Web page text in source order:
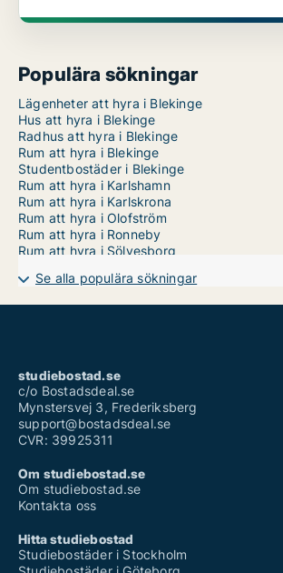
Populära sökningar
Lägenheter att hyra i Blekinge
Hus att hyra i Blekinge
Radhus att hyra i Blekinge
Rum att hyra i Blekinge
Studentbostäder i Blekinge
Rum att hyra i Karlshamn
Rum att hyra i Karlskrona
Rum att hyra i Olofström
Rum att hyra i Ronneby
Rum att hyra i Sölvesborg
Se alla populära sökningar
studiebostad.se
c/o Bostadsdeal.se
Mynstersvej 3, Frederiksberg
support@bostadsdeal.se
CVR: 39925311
Om studiebostad.se
Om studiebostad.se
Kontakta oss
Hitta studiebostad
Studiebostäder i Stockholm